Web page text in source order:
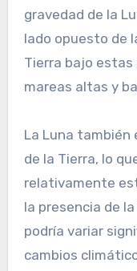
gravedad de la
lado opuesto de
Tierra bajo
mareas altas y
La Luna también
de la Tierra, lo
relativamente
la presencia de
podría variar
cambios